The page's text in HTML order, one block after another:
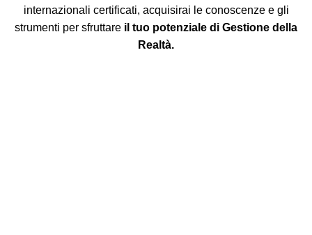
internazionali certificati, acquisirai le conoscenze e gli
strumenti per sfruttare il tuo potenziale di Gestione della
Realtà.